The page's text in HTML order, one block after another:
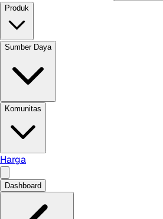
Produk
Sumber Daya
Komunitas
Harga
Dashboard